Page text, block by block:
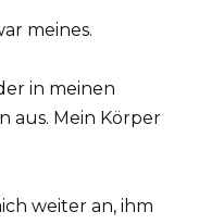
meines.
in meinen
aus. Mein Körper
weiter an, ihm